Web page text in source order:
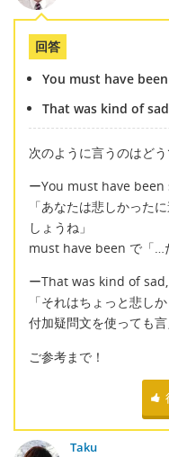
回答
You must have
That was kind of
次のように言うのはど
ーYou must have been
「あなたは悲しかった
しょうね」
must have been で「…
ーThat was kind of
「それはちょっと悲し
付加疑問文を使っても言
ご参考まで！
Taku